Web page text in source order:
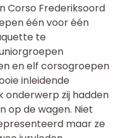
Corso Frederiksoord
één voor één
te
en elf corsogroepen
inleidende
onderwerp zij hadden
op de wagen. Niet
maar ze